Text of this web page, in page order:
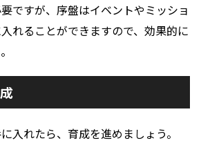
ですが、序盤はイベントやミッショ
れることができますので、効果的に
入れたら、育成を進めましょう。